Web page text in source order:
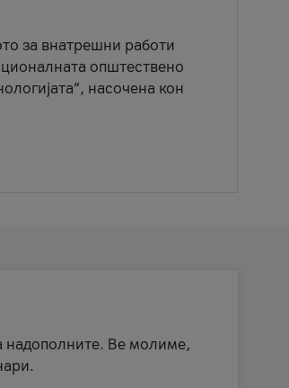
за внатрешни работи
општествено
насочена кон
надополните. Ве молиме,